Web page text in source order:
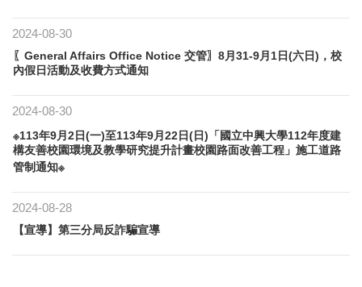
2024-08-30
〖General Affairs Office Notice 交管〗8月31-9月1日(六日)，校
內假日活動及收費方式通知
2024-08-30
※113年9月2日(一)至113年9月22日(日)「國立中興大學112年度建
構友善校園環境及教學研究提升計畫校園路面改善工程」施工道路
管制通知※
2024-08-28
【宣導】第三分局反詐騙宣導